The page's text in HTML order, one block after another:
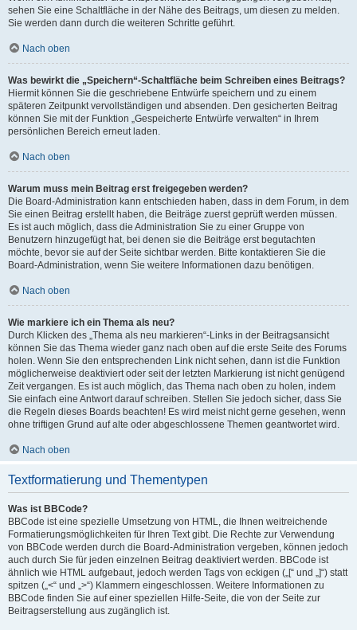
sehen Sie eine Schaltfläche in der Nähe des Beitrags, um diesen zu melden.
Sie werden dann durch die weiteren Schritte geführt.
Nach oben
Was bewirkt die „Speichern“-Schaltfläche beim Schreiben eines Beitrags?
Hiermit können Sie die geschriebene Entwürfe speichern und zu einem
späteren Zeitpunkt vervollständigen und absenden. Den gesicherten Beitrag
können Sie mit der Funktion „Gespeicherte Entwürfe verwalten“ in Ihrem
persönlichen Bereich erneut laden.
Nach oben
Warum muss mein Beitrag erst freigegeben werden?
Die Board-Administration kann entschieden haben, dass in dem Forum, in dem
Sie einen Beitrag erstellt haben, die Beiträge zuerst geprüft werden müssen.
Es ist auch möglich, dass die Administration Sie zu einer Gruppe von
Benutzern hinzugefügt hat, bei denen sie die Beiträge erst begutachten
möchte, bevor sie auf der Seite sichtbar werden. Bitte kontaktieren Sie die
Board-Administration, wenn Sie weitere Informationen dazu benötigen.
Nach oben
Wie markiere ich ein Thema als neu?
Durch Klicken des „Thema als neu markieren“-Links in der Beitragsansicht
können Sie das Thema wieder ganz nach oben auf die erste Seite des Forums
holen. Wenn Sie den entsprechenden Link nicht sehen, dann ist die Funktion
möglicherweise deaktiviert oder seit der letzten Markierung ist nicht genügend
Zeit vergangen. Es ist auch möglich, das Thema nach oben zu holen, indem
Sie einfach eine Antwort darauf schreiben. Stellen Sie jedoch sicher, dass Sie
die Regeln dieses Boards beachten! Es wird meist nicht gerne gesehen, wenn
ohne triftigen Grund auf alte oder abgeschlossene Themen geantwortet wird.
Nach oben
Textformatierung und Thementypen
Was ist BBCode?
BBCode ist eine spezielle Umsetzung von HTML, die Ihnen weitreichende
Formatierungsmöglichkeiten für Ihren Text gibt. Die Rechte zur Verwendung
von BBCode werden durch die Board-Administration vergeben, können jedoch
auch durch Sie für jeden einzelnen Beitrag deaktiviert werden. BBCode ist
ähnlich wie HTML aufgebaut, jedoch werden Tags von eckigen („[“ und „]“) statt
spitzen („<“ und „>“) Klammern eingeschlossen. Weitere Informationen zu
BBCode finden Sie auf einer speziellen Hilfe-Seite, die von der Seite zur
Beitragserstellung aus zugänglich ist.